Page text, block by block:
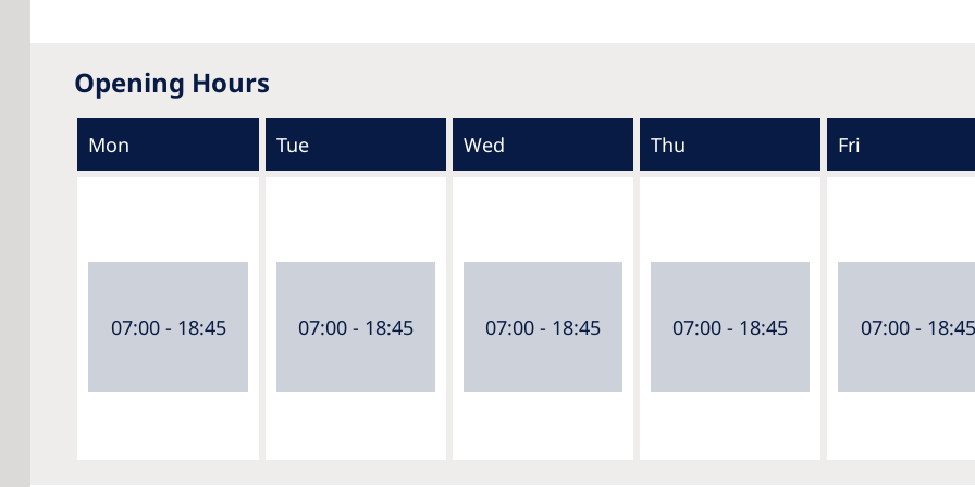
Opening Hours
Mon Tue Wed Thu Fri
07:00 - 18:45 07:00 - 18:45 07:00 - 18:45 07:00 - 18:45 07:00 - 18:45